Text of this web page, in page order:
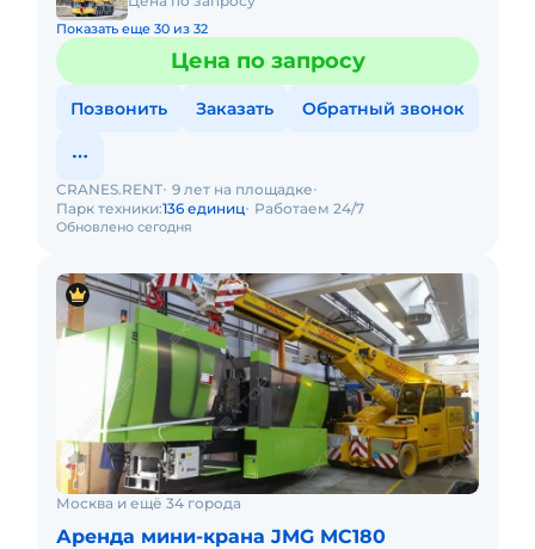
Показать еще 30 из 32
Цена по запросу
Позвонить Заказать Обратный звонок
Обновлено сегодня
CRANES.RENT 9 лет на площадке
Парк техники:136 единиц Работаем 24/7
Москва и ещё 34 города
Аренда мини-крана JMG MC180